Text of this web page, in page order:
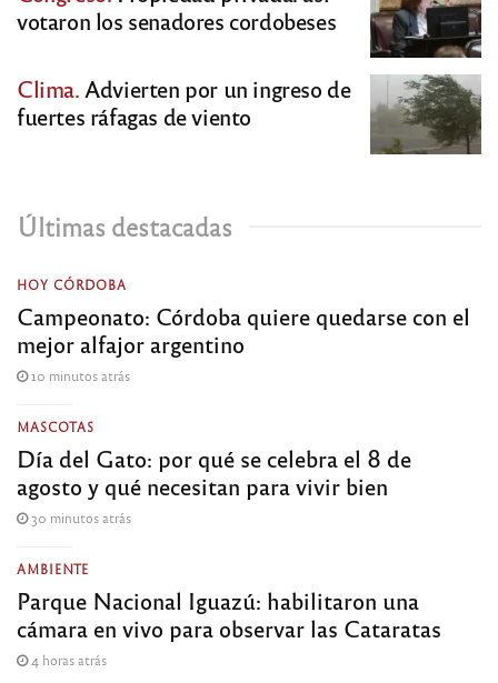
votaron los senadores cordobeses
Clima. Advierten por un ingreso de
fuertes ráfagas de viento
Últimas destacadas
HOY CÓRDOBA
Campeonato: Córdoba quiere quedarse con el
mejor alfajor argentino
10 minutos atrás
MASCOTAS
Día del Gato: por qué se celebra el 8 de
agosto y qué necesitan para vivir bien
30 minutos atrás
AMBIENTE
Parque Nacional Iguazú: habilitaron una
cámara en vivo para observar las Cataratas
4 horas atrás